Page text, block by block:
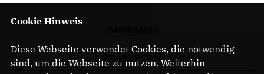
Cookie Hinweis
Diese Webseite verwendet Cookies, die notwendig
sind, um die Webseite zu nutzen. Weiterhin